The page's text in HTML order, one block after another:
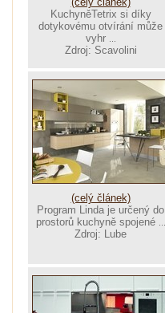
KuchyněTetrix si díky
dotykovému otvírání může
vyhr
Zdroj: Scavolini
(celý článek)
Program Linda je určený do
prostorů kuchyně spojené
Zdroj: Lube